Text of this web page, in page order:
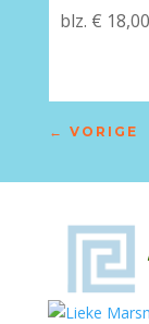
blz. €
← VORIGE